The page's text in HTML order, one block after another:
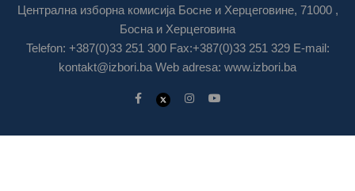
Централна изборна комисија Босне и Херцеговине, 71000 ,
Босна и Херцеговина
Telefon: +387(0)33 251 300 Fax:+387(0)33 251 329 E-mail:
kontakt@izbori.ba Web adresa: www.izbori.ba